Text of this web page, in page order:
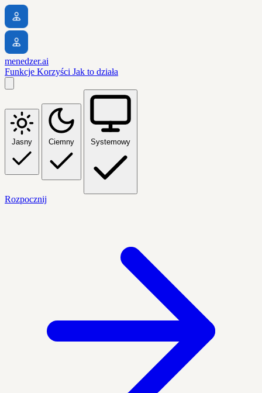
menedzer.ai
Funkcje Korzyści Jak to działa
Jasny Ciemny Systemowy
Rozpocznij